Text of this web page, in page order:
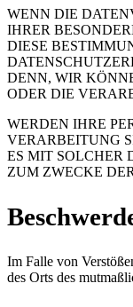
WENN DIE
IHRER
DIESE
DENN, WIR
ODER DIE
WERDEN IHRE
VERARBEITUNG
ES MIT SOLCHER
ZUM ZWECKE
Im Falle von
des Orts des